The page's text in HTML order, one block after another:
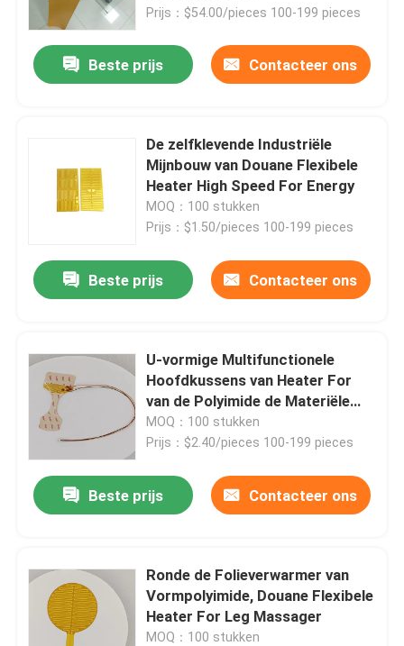
Prijs：$54.00/pieces 100-199 pieces
Beste prijs Contacteer ons
De zelfklevende Industriële
Mijnbouw van Douane Flexibele
Heater High Speed For Energy
MOQ：100 stukken
Prijs：$1.50/pieces 100-199 pieces
Beste prijs Contacteer ons
U-vormige Multifunctionele
Hoofdkussens van Heater For
van de Polyimide de Materiële
Douane Flexibele
MOQ：100 stukken
Prijs：$2.40/pieces 100-199 pieces
Beste prijs Contacteer ons
Ronde de Folieverwarmer van
Vormpolyimide, Douane Flexibele
Heater For Leg Massager
MOQ：100 stukken